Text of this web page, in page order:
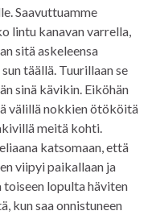
Saavuttuamme
lintu kanavan varrella,
sitä askeleensa
täällä. Tuurillaan se
sinä kävikin. Eiköhän
välillä nokkien ötököitä
meitä kohti.
katsomaan, että
viipyi paikallaan ja
toiseen lopulta häviten
kun saa onnistuneen